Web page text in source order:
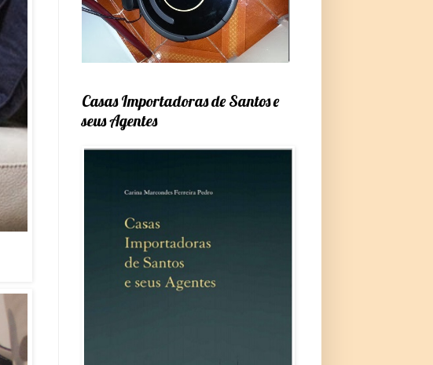
Casas Importadoras de Santos e
seus Agentes